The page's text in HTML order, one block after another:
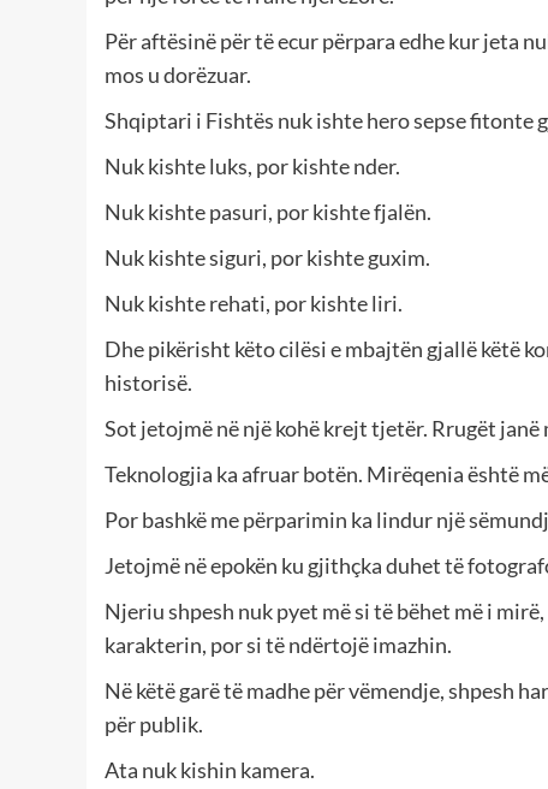
Për aftësinë për të ecur përpara edhe kur jeta
mos u dorëzuar.
Shqiptari i Fishtës nuk ishte hero sepse fitonte
Nuk kishte luks, por kishte nder.
Nuk kishte pasuri, por kishte fjalën.
Nuk kishte siguri, por kishte guxim.
Nuk kishte rehati, por kishte liri.
Dhe pikërisht këto cilësi e mbajtën gjallë këtë
historisë.
Sot jetojmë në një kohë krejt tjetër. Rrugët janë
Teknologjia ka afruar botën. Mirëqenia është
Por bashkë me përparimin ka lindur një
Jetojmë në epokën ku gjithçka duhet të
Njeriu shpesh nuk pyet më si të bëhet më i
karakterin, por si të ndërtojë imazhin.
Në këtë garë të madhe për vëmendje, shpesh
për publik.
Ata nuk kishin kamera.